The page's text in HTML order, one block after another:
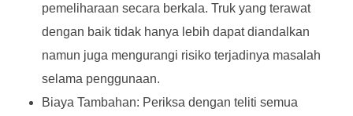
pemeliharaan secara berkala. Truk yang terawat
dengan baik tidak hanya lebih dapat diandalkan
namun juga mengurangi risiko terjadinya masalah
selama penggunaan.
Biaya Tambahan: Periksa dengan teliti semua